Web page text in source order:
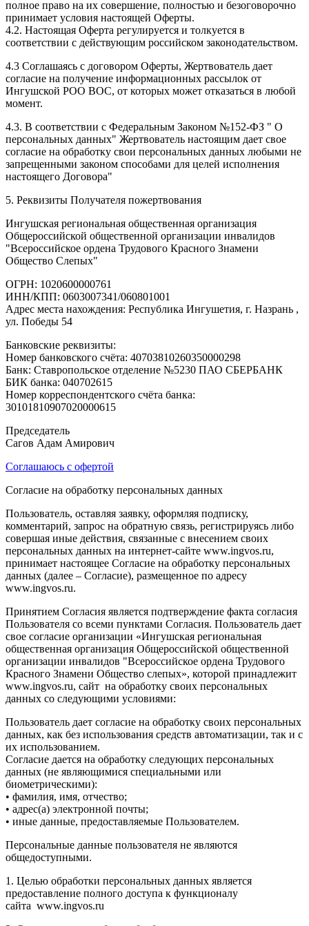
полное право на их совершение, полностью и безоговорочно
принимает условия настоящей Оферты.
4.2. Настоящая Оферта регулируется и толкуется в
соответствии с действующим российском законодательством.
4.3 Соглашаясь с договором Оферты, Жертвователь дает
согласие на получение информационных рассылок от
Ингушской РОО ВОС, от которых может отказаться в любой
момент.
4.3. В соответствии с Федеральным Законом №152-ФЗ " О
персональных данных" Жертвователь настоящим дает свое
согласие на обработку свои персональных данных любыми не
запрещенными законом способами для целей исполнения
настоящего Договора"
5. Реквизиты Получателя пожертвования
Ингушская региональная общественная организация
Общероссийской общественной организации инвалидов
"Всероссийское ордена Трудового Красного Знамени
Общество Слепых"
ОГРН: 1020600000761
ИНН/КПП: 0603007341/060801001
Адрес места нахождения: Республика Ингушетия, г. Назрань ,
ул. Победы 54
Банковские реквизиты:
Номер банковского счёта: 40703810260350000298
Банк: Ставропольское отделение №5230 ПАО СБЕРБАНК
БИК банка: 040702615
Номер корреспондентского счёта банка:
30101810907020000615
Председатель
Сагов Адам Амирович
Соглашаюсь с офертой
Согласие на обработку персональных данных
Пользователь, оставляя заявку, оформляя подписку,
комментарий, запрос на обратную связь, регистрируясь либо
совершая иные действия, связанные с внесением своих
персональных данных на интернет-сайте www.ingvos.ru,
принимает настоящее Согласие на обработку персональных
данных (далее – Согласие), размещенное по адресу
www.ingvos.ru.
Принятием Согласия является подтверждение факта согласия
Пользователя со всеми пунктами Согласия. Пользователь дает
свое согласие организации «Ингушская региональная
общественная организация Общероссийской общественной
организации инвалидов "Всероссийское ордена Трудового
Красного Знамени Общество слепых», которой принадлежит
www.ingvos.ru, сайт на обработку своих персональных
данных со следующими условиями:
Пользователь дает согласие на обработку своих персональных
данных, как без использования средств автоматизации, так и с
их использованием.
Согласие дается на обработку следующих персональных
данных (не являющимися специальными или
биометрическими):
• фамилия, имя, отчество;
• адрес(а) электронной почты;
• иные данные, предоставляемые Пользователем.
Персональные данные пользователя не являются
общедоступными.
1. Целью обработки персональных данных является
предоставление полного доступа к функционалу
сайта www.ingvos.ru